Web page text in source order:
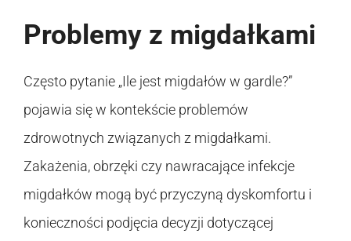
Problemy z migdałkami
Często pytanie „Ile jest migdałów w gardle?”
pojawia się w kontekście problemów
zdrowotnych związanych z migdałkami.
Zakażenia, obrzęki czy nawracające infekcje
migdałków mogą być przyczyną dyskomfortu i
konieczności podjęcia decyzji dotyczącej